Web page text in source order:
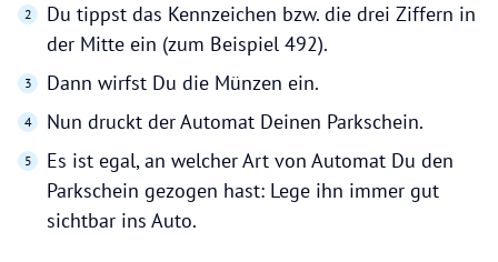
Du tippst das Kennzeichen bzw. die drei Ziffern in
der Mitte ein (zum Beispiel 492).
Dann wirfst Du die Münzen ein.
Nun druckt der Automat Deinen Parkschein.
Es ist egal, an welcher Art von Automat Du den
Parkschein gezogen hast: Lege ihn immer gut
sichtbar ins Auto.